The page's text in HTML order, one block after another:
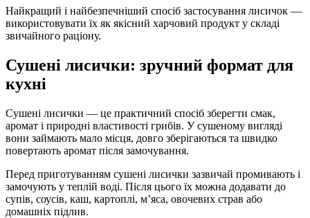
Найкращий і найбезпечніший спосіб застосування лисичок —
використовувати їх як якісний харчовий продукт у складі
звичайного раціону.
Сушені лисички: зручний формат для
кухні
Сушені лисички — це практичний спосіб зберегти смак,
аромат і природні властивості грибів. У сушеному вигляді
вони займають мало місця, довго зберігаються та швидко
повертають аромат після замочування.
Перед приготуванням сушені лисички зазвичай промивають і
замочують у теплій воді. Після цього їх можна додавати до
супів, соусів, каш, картоплі, м’яса, овочевих страв або
домашніх підлив.